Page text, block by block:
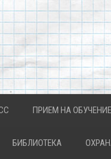
ПРИЕМ НА
БИБЛИОТЕКА